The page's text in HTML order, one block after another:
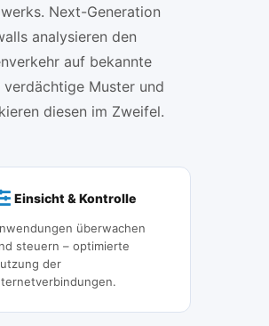
Next-Generation
analysieren den
auf bekannte
verdächtige Muster und
diesen im Zweifel.
Einsicht & Kontrolle
überwachen
steuern – optimierte
der